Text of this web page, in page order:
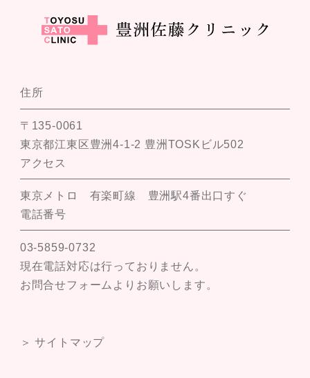
住所
〒135-0061
東京都江東区豊洲4-1-2 豊洲TOSKビル502
アクセス
東京メトロ 有楽町線 豊洲駅4番出口すぐ
電話番号
03-5859-0732
現在電話対応は行っておりません。
お問合せフォームよりお願いします。
＞ サイトマップ